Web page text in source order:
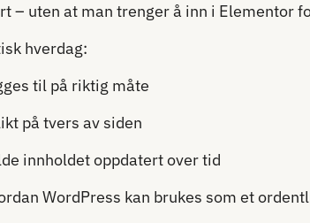
– uten at man trenger å inn i Elementor
hverdag:
til på riktig måte
på tvers av siden
innholdet oppdatert over tid
WordPress kan brukes som et